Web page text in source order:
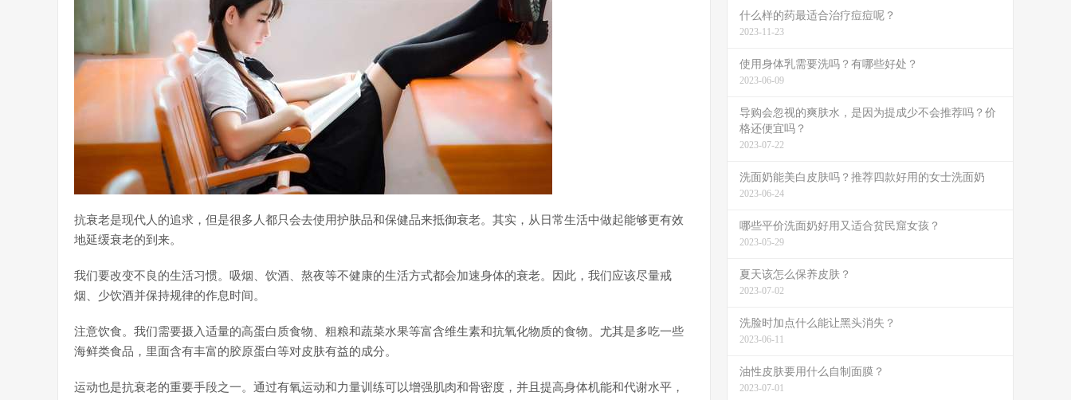
抗衰老是现代人的追求，但是很多人都只会去使用护肤品和保健品来抵御衰老。其实，从日常生活中做起能够更有效
地延缓衰老的到来。
我们要改变不良的生活习惯。吸烟、饮酒、熬夜等不健康的生活方式都会加速身体的衰老。因此，我们应该尽量戒
烟、少饮酒并保持规律的作息时间。
注意饮食。我们需要摄入适量的高蛋白质食物、粗粮和蔬菜水果等富含维生素和抗氧化物质的食物。尤其是多吃一些
海鲜类食品，里面含有丰富的胶原蛋白等对皮肤有益的成分。
运动也是抗衰老的重要手段之一。通过有氧运动和力量训练可以增强肌肉和骨密度，并且提高身体机能和代谢水平，
什么样的药最适合治疗痘痘呢？
2023-11-23
使用身体乳需要洗吗？有哪些好处？
2023-06-09
导购会忽视的爽肤水，是因为提成少不会推荐吗？价
格还便宜吗？
2023-07-22
洗面奶能美白皮肤吗？推荐四款好用的女士洗面奶
2023-06-24
哪些平价洗面奶好用又适合贫民窟女孩？
2023-05-29
夏天该怎么保养皮肤？
2023-07-02
洗脸时加点什么能让黑头消失？
2023-06-11
油性皮肤要用什么自制面膜？
2023-07-01